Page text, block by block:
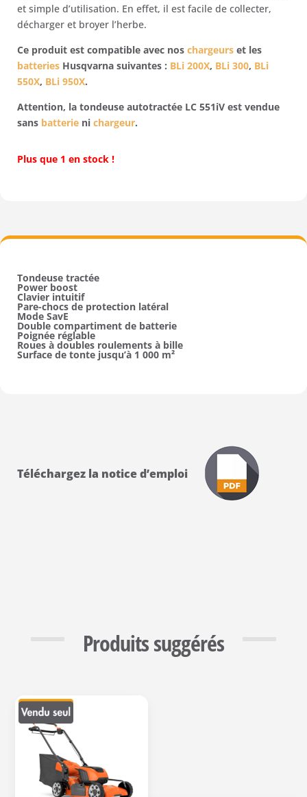
et simple d’utilisation. En effet, il est facile de collecter,
décharger et broyer l’herbe.
Ce produit est compatible avec nos chargeurs et les
batteries Husqvarna suivantes : BLi 200X, BLi 300, BLi
550X, BLi 950X.
Attention, la tondeuse autotractée LC 551iV est vendue
sans batterie ni chargeur.
Plus que 1 en stock !
Tondeuse tractée
Power boost
Clavier intuitif
Pare-chocs de protection latéral
Mode SavE
Double compartiment de batterie
Poignée réglable
Roues à doubles roulements à bille
Surface de tonte jusqu’à 1 000 m²
Téléchargez la notice d’emploi
Produits suggérés